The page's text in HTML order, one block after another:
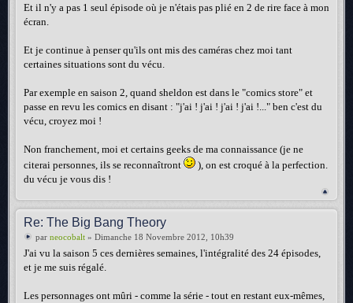
Et il n'y a pas 1 seul épisode où je n'étais pas plié en 2 de rire face à mon
écran.
Et je continue à penser qu'ils ont mis des caméras chez moi tant
certaines situations sont du vécu.
Par exemple en saison 2, quand sheldon est dans le "comics store" et
passe en revu les comics en disant : "j'ai ! j'ai ! j'ai ! j'ai !..." ben c'est du
vécu, croyez moi !
Non franchement, moi et certains geeks de ma connaissance (je ne
citerai personnes, ils se reconnaîtront
), on est croqué à la perfection.
du vécu je vous dis !
Re: The Big Bang Theory
par neocobalt » Dimanche 18 Novembre 2012, 10h39
J'ai vu la saison 5 ces dernières semaines, l'intégralité des 24 épisodes,
et je me suis régalé.
Les personnages ont mûri - comme la série - tout en restant eux-mêmes,